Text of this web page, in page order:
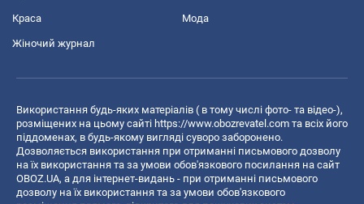
Краса Мода
Жіночий журнал
Використання будь-яких матеріалів ( в тому числі фото- та відео-),
розміщених на цьому сайті https://www.obozrevatel.com та всіх його
піддоменах, в будь-якому вигляді суворо заборонено.
Дозволяється використання при отриманні письмового дозволу
на їх використання та за умови обов'язкового посилання на сайт
OBOZ.UA, а для інтернет-видань - при отриманні письмового
дозволу на їх використання та за умови обов'язкового